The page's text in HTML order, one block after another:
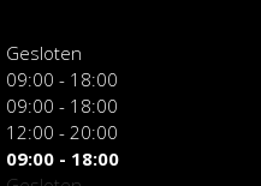
Gesloten
09:00 - 18:00
09:00 - 18:00
12:00 - 20:00
09:00 - 18:00